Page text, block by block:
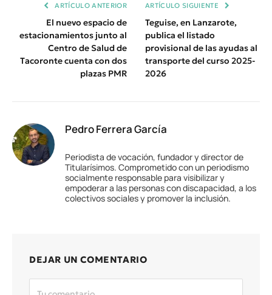
ARTÍCULO ANTERIOR
El nuevo espacio de
estacionamientos junto al
Centro de Salud de
Tacoronte cuenta con dos
plazas PMR
ARTÍCULO SIGUIENTE
Teguise, en Lanzarote,
publica el listado
provisional de las ayudas al
transporte del curso 2025-
2026
Pedro Ferrera García
Periodista de vocación, fundador y director de
Titularísimos. Comprometido con un periodismo
socialmente responsable para visibilizar y
empoderar a las personas con discapacidad, a los
colectivos sociales y promover la inclusión.
DEJAR UN COMENTARIO